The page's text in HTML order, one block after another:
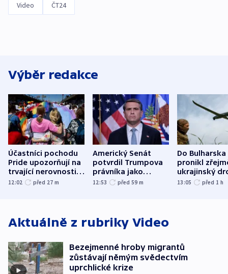
Video ČT24
Výběr redakce
Účastníci pochodu
Pride upozorňují na
trvající nerovnosti i
společenskou
12:02 před 27 m
Americký Senát
potvrdil Trumpova
právníka jako
ministra
12:53 před 59 m
Do Bulharska
pronikl
ukrajinský
explodoval
13:05 před 1 h
Aktuálně z rubriky Video
Bezejmenné hroby migrantů
zůstávají němým svědectvím
uprchlické krize